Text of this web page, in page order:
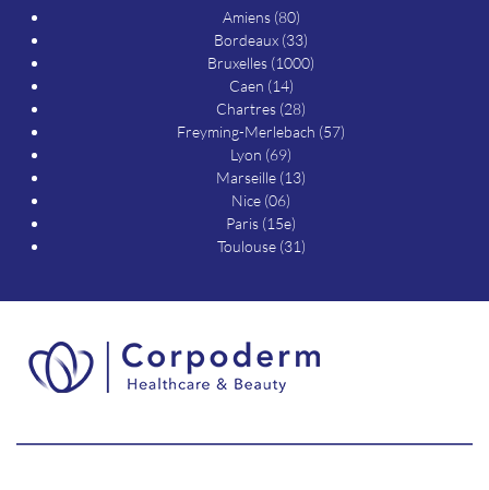
Amiens (80)
Bordeaux (33)
Bruxelles (1000)
Caen (14)
Chartres (28)
Freyming-Merlebach (57)
Lyon (69)
Marseille (13)
Nice (06)
Paris (15e)
Toulouse (31)